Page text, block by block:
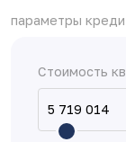
параметры
Стоимость